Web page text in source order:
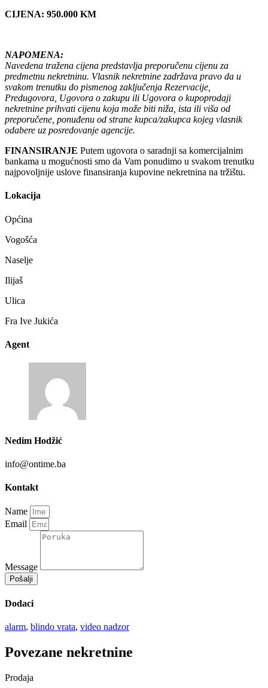
CIJENA: 950.000 KM
NAPOMENA:
Navedena tražena cijena predstavlja preporučenu cijenu za
predmetnu nekretninu. Vlasnik nekretnine zadržava pravo da u
svakom trenutku do pismenog zaključenja Rezervacije,
Predugovora, Ugovora o zakupu ili Ugovora o kupoprodaji
nekretnine prihvati cijenu koja može biti niža, ista ili viša od
preporučene, ponuđenu od strane kupca/zakupca kojeg vlasnik
odabere uz posredovanje agencije.
FINANSIRANJE Putem ugovora o saradnji sa komercijalnim
bankama u mogućnosti smo da Vam ponudimo u svakom trenutku
najpovoljnije uslove finansiranja kupovine nekretnina na tržištu.
Lokacija
Općina
Vogošća
Naselje
Ilijaš
Ulica
Fra Ive Jukića
Agent
Nedim Hodžić
info@ontime.ba
Kontakt
Name
Email
Message
Pošalji
Dodaci
alarm, blindo vrata, video nadzor
Povezane nekretnine
Prodaja